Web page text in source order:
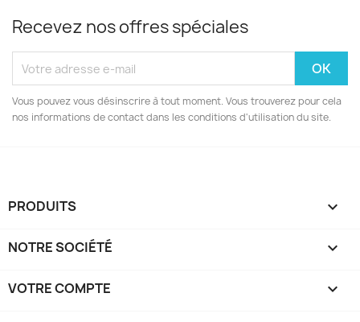
Recevez nos offres spéciales
Vous pouvez vous désinscrire à tout moment. Vous trouverez pour cela
nos informations de contact dans les conditions d'utilisation du site.
PRODUITS 
NOTRE SOCIÉTÉ 
VOTRE COMPTE 